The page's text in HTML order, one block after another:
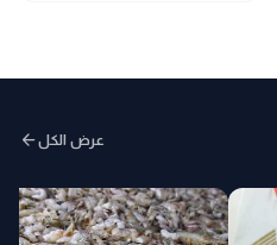
عرض الكلarrow_back